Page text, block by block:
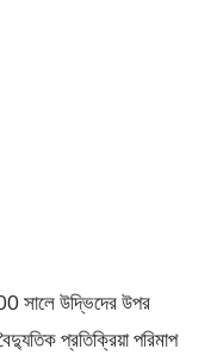
সালে উদ্ভিদের উপর
প্রতিক্রিয়া পরিমাপ